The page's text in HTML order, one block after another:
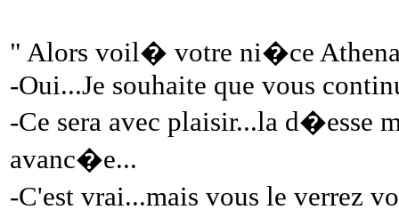
" Alors voil� votre ni�ce
-Oui...Je souhaite que vous
-Ce sera avec plaisir...la
avanc�e...
-C'est vrai...mais vous le verrez